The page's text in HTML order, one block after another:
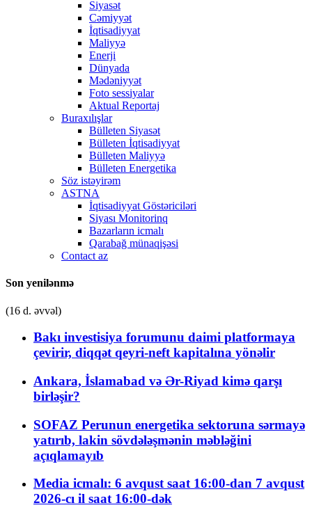
Siyasət
Cəmiyyət
İqtisadiyyat
Maliyyə
Enerji
Dünyada
Mədəniyyət
Foto sessiyalar
Aktual Reportaj
Buraxılışlar
Bülleten Siyasət
Bülleten İqtisadiyyat
Bülleten Maliyyə
Bülleten Energetika
Söz istəyirəm
ASTNA
İqtisadiyyat Göstəriciləri
Siyası Monitorinq
Bazarların icmalı
Qarabağ münaqişəsi
Contact az
Son yenilənmə
(16 d. əvvəl)
Bakı investisiya forumunu daimi platformaya
çevirir, diqqət qeyri-neft kapitalına yönəlir
Ankara, İslamabad və Ər-Riyad kimə qarşı
birləşir?
SOFAZ Perunun energetika sektoruna sərmayə
yatırıb, lakin sövdələşmənin məbləğini
açıqlamayıb
Media icmalı: 6 avqust saat 16:00-dan 7 avqust
2026-cı il saat 16:00-dək